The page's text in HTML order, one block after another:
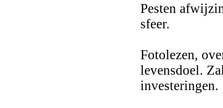
Pesten
sfeer.
Fotolezen,
levensdoel.
investeringen.